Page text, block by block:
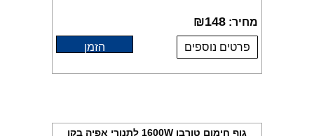
מחיר: ₪148
פרטים נוספים הזמן
גוף חימום טורבו 1600W לתנורי אפיה בקו